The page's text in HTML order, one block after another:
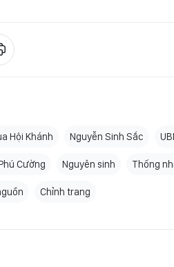
Hội Khánh Nguyễn Sinh Sắc
Cường Nguyên sinh Thống
Chỉnh trang